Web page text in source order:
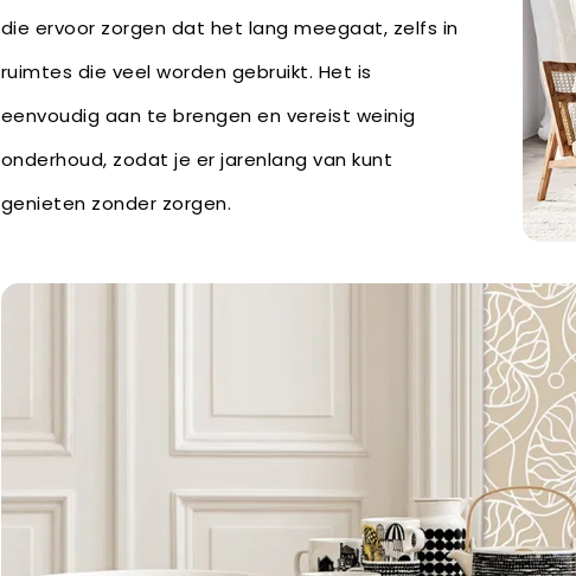
die ervoor zorgen dat het lang meegaat, zelfs in
ruimtes die veel worden gebruikt. Het is
eenvoudig aan te brengen en vereist weinig
onderhoud, zodat je er jarenlang van kunt
genieten zonder zorgen.